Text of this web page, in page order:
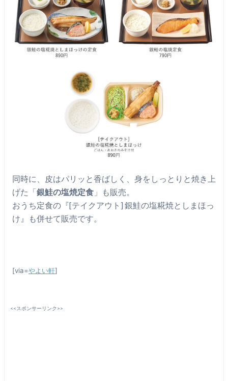
同時に、皮はパリッと香ばしく、身をしっとりと焼き上
げた「銀鮭の塩焼定食」も販売。
おうち定食の『[テイクアウト] 銀鮭の塩糀焼としまほっ
け』も併せて販売です。
[via=やよい軒]
<<スポンサーリンク>>